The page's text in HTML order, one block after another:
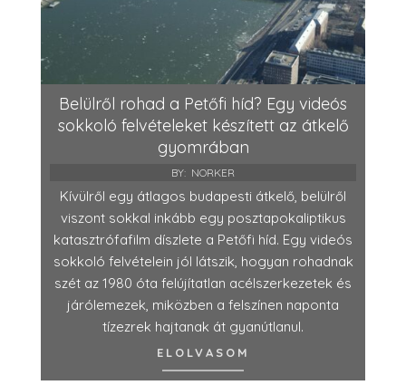
Belülről rohad a Petőfi híd? Egy videós
sokkoló felvételeket készített az átkelő
gyomrában
BY: NORKER
Kívülről egy átlagos budapesti átkelő, belülről
viszont sokkal inkább egy posztapokaliptikus
katasztrófafilm díszlete a Petőfi híd. Egy videós
sokkoló felvételein jól látszik, hogyan rohadnak
szét az 1980 óta felújítatlan acélszerkezetek és
járólemezek, miközben a felszínen naponta
tízezrek hajtanak át gyanútlanul.
ELOLVASOM